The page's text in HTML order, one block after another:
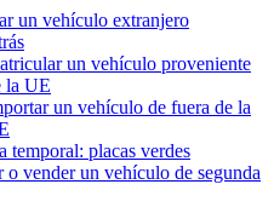
un vehículo extranjero
un vehículo proveniente
la UE
un vehículo de fuera de la
temporal: placas verdes
o vender un vehículo de segunda